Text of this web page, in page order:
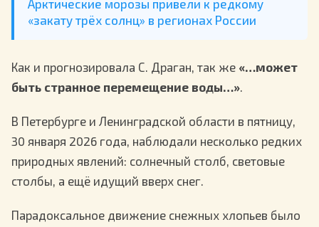
Арктические морозы привели к редкому
«закату трёх солнц» в регионах России
Как и прогнозировала С. Драган, так же «…может
быть странное перемещение воды…»
В Петербурге и Ленинградской области в пятницу,
30 января 2026 года, наблюдали несколько редких
природных явлений: солнечный столб, световые
столбы, а ещё идущий вверх снег.
Парадоксальное движение снежных хлопьев было